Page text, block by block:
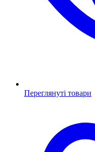
Переглянуті товари